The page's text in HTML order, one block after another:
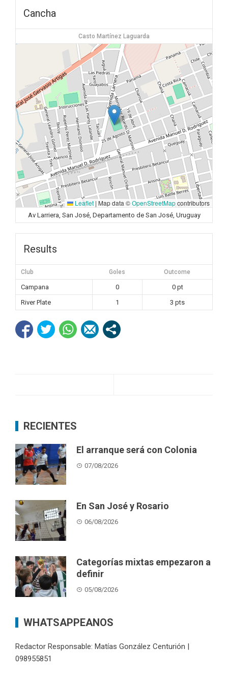
Cancha
Casto Martínez Laguarda
Leaflet | Map data ©OpenStreetMapcontributors
Av Larriera, San José, Departamento de San José, Uruguay
Results
Club Goles Outcome
Campana 0
0 pt
River Plate
1 3 pts
RECIENTES
El arranque será con Colonia
07/08/2026
En San José y Rosario
06/08/2026
Categorías mixtas empezaron a
definir
05/08/2026
WHATSAPPEANOS
Redactor Responsable: Matías González Centurión |
098955851